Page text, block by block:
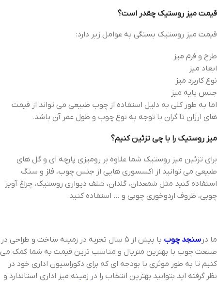
قیمت میز روستیک چقدر است؟
قیمت میز روستیک بستگی به عوامل زیر دارد:
طرح و فرم میز
ابعاد میز
نوع کاربرد میز
جنس پایه میز
اما به طور کلی به دلیل استفاده از چوب طبیعی می تواند از قیمت
های ارزان تا گران با توجه به نوع چوب و طول عمر آن باشد.
میز روستیک را با چی تزئین کنیم؟
برای تزئین میز روستیک شما علاوه بر رومیزی پارچه ای و گل های
طبیعی می توانید از اکسسوری هایی از جنس چوب، فلز و سنگ
استفاده کنید مثل شمعدان، گلدان، شلف دیواری روستیک، چراغ آویز
چوبی، ظروف اردوخوری چوبی و … استفاده کنید.
ما در سنجد چوب
با بیش از 5 سال تجربه در زمینه ساخت و طراحی در
صنعت چوب با بهترین متریال و مناسب ترین قیمت به شما کمک می
کنیم تا به طور موثری با بودجه ای که برای دکوراسیون اداری خود در
نظر گرفته اید بتوانید بهترین انتخاب را در زمینه میز اداری استاندارد و